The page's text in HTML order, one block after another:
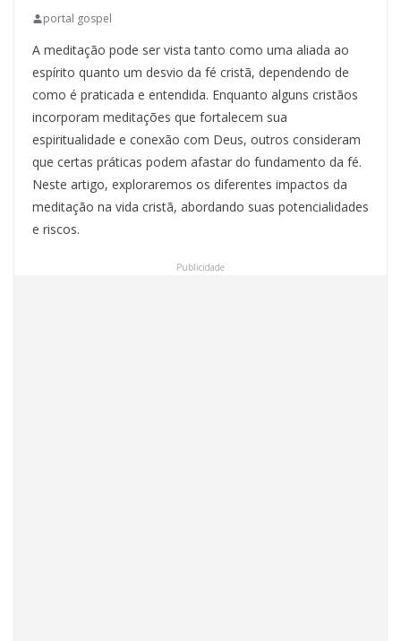
portal gospel
A meditação pode ser vista tanto como uma aliada ao
espírito quanto um desvio da fé cristã, dependendo de
como é praticada e entendida. Enquanto alguns cristãos
incorporam meditações que fortalecem sua
espiritualidade e conexão com Deus, outros consideram
que certas práticas podem afastar do fundamento da fé.
Neste artigo, exploraremos os diferentes impactos da
meditação na vida cristã, abordando suas potencialidades
e riscos.
Publicidade